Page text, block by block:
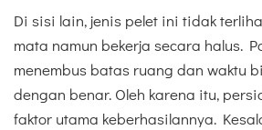
Di sisi lain, jenis pelet ini tidak
mata namun bekerja secara halus.
menembus batas ruang dan waktu
dengan benar. Oleh karena itu,
faktor utama keberhasilannya.